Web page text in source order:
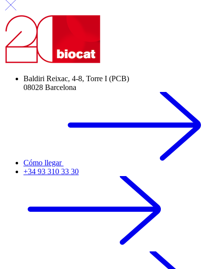
Baldiri Reixac, 4-8, Torre I (PCB)
08028 Barcelona
Cómo llegar
+34 93 310 33 30